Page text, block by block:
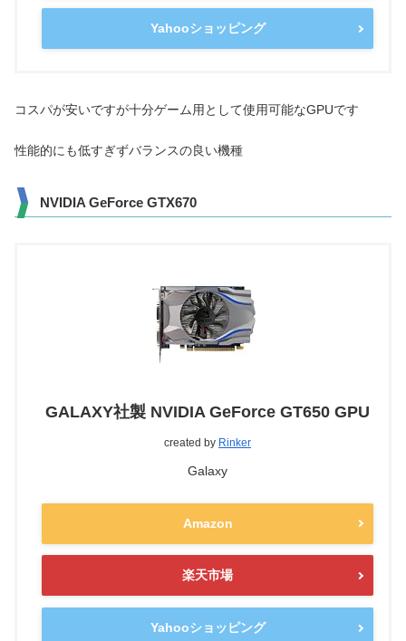
Yahooショッピング
コスパが安いですが十分ゲーム用として使用可能なGPUです
性能的にも低すぎずバランスの良い機種
NVIDIA GeForce GTX670
GALAXY社製 NVIDIA GeForce GT650 GPU
created by Rinker
Galaxy
Amazon
楽天市場
Yahooショッピング